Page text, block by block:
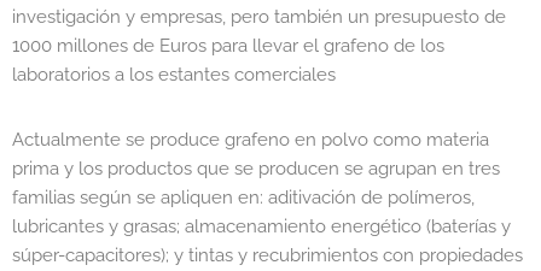
investigación y empresas, pero también un presupuesto de
1000 millones de Euros para llevar el grafeno de los
laboratorios a los estantes comerciales
Actualmente se produce grafeno en polvo como materia
prima y los productos que se producen se agrupan en tres
familias según se apliquen en: aditivación de polímeros,
lubricantes y grasas; almacenamiento energético (baterías y
súper-capacitores); y tintas y recubrimientos con propiedades